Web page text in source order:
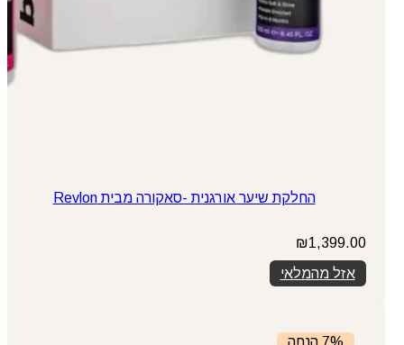
החלקת שיער אורגנית -סאקורה מבית Revlon
₪1,399.00
אזל מהמלאי
7% הנחה